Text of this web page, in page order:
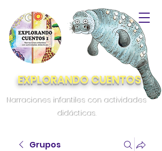
EXPLORANDO CUENTOS
Narraciones infantiles con actividades
didácticas.
Grupos